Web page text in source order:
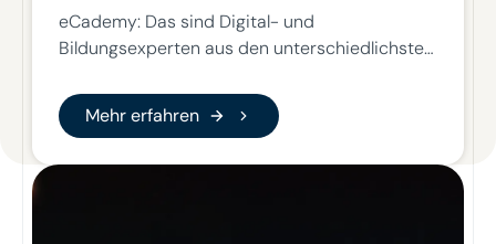
Mitarbeitende freigeschaltet werden. Eigene
Schulungsinhalte lassen sich flexibel
integrieren, darunter E-Learnings,
Schulungsunterlagen, Videos sowie Präsenz-
und Trainerformate. So entsteht eine zentrale
Lernplattform, die sowohl externe als auch
interne Weiterbildungsmaßnahmen bündelt.
eCademy: Das sind Digital- und
Bildungsexperten aus den unterschiedlichsten
für digitales Lernen. Gemeinsam entwickeln wir
unsere Lernplattform und Online-Kurse für die
Mehr erfahren
Mehr erfahren